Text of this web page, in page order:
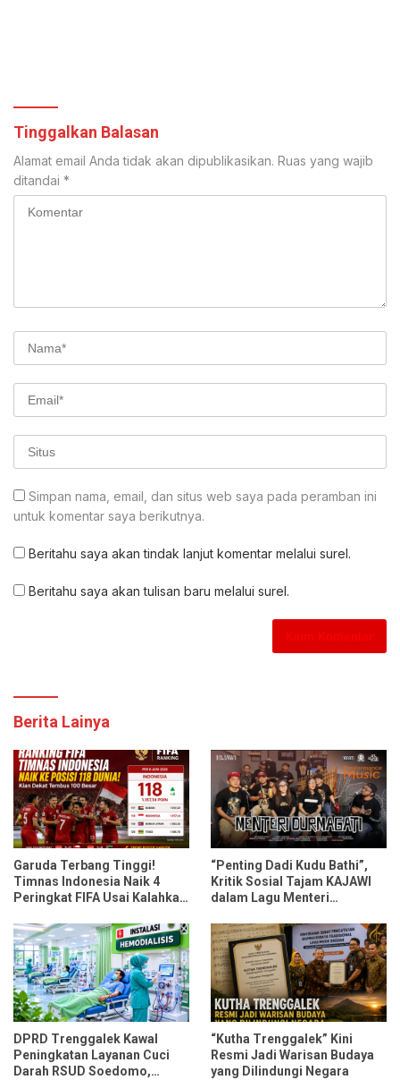
Tinggalkan Balasan
Alamat email Anda tidak akan dipublikasikan. Ruas yang wajib
ditandai *
Simpan nama, email, dan situs web saya pada peramban ini
untuk komentar saya berikutnya.
Beritahu saya akan tindak lanjut komentar melalui surel.
Beritahu saya akan tulisan baru melalui surel.
Berita Lainya
Garuda Terbang Tinggi!
Timnas Indonesia Naik 4
Peringkat FIFA Usai Kalahkan
“Penting Dadi Kudu Bathi”,
Kritik Sosial Tajam KAJAWI
dalam Lagu Menteri
DPRD Trenggalek Kawal
Peningkatan Layanan Cuci
Darah RSUD Soedomo,
“Kutha Trenggalek” Kini
Resmi Jadi Warisan Budaya
yang Dilindungi Negara